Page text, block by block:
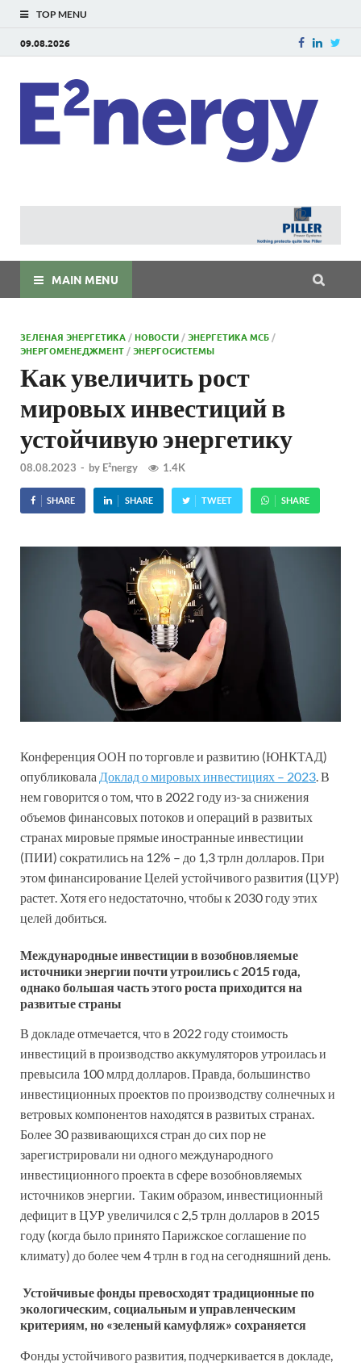
TOP MENU
09.08.2026
MAIN MENU
ЗЕЛЕНАЯ ЭНЕРГЕТИКА /НОВОСТИ /ЭНЕРГЕТИКА МСБ /
ЭНЕРГОМЕНЕДЖМЕНТ /ЭНЕРГОСИСТЕМЫ
Как увеличить рост
мировых инвестиций в
устойчивую энергетику
08.08.2023 - by E²nergy 1.4K
SHARE SHARE TWEET SHARE
Конференция ООН по торговле и развитию (ЮНКТАД)
опубликовала Доклад о мировых инвестициях – 2023. В
нем говорится о том, что в 2022 году из-за снижения
объемов финансовых потоков и операций в развитых
странах мировые прямые иностранные инвестиции
(ПИИ) сократились на 12% – до 1,3 трлн долларов. При
этом финансирование Целей устойчивого развития (ЦУР)
растет. Хотя его недостаточно, чтобы к 2030 году этих
целей добиться.
Международные инвестиции в возобновляемые
источники энергии почти утроились с 2015 года,
однако большая часть этого роста приходится на
развитые страны
В докладе отмечается, что в 2022 году стоимость
инвестиций в производство аккумуляторов утроилась и
превысила 100 млрд долларов. Правда, большинство
инвестиционных проектов по производству солнечных и
ветровых компонентов находятся в развитых странах.
Более 30 развивающихся стран до сих пор не
зарегистрировали ни одного международного
инвестиционного проекта в сфере возобновляемых
источников энергии. Таким образом, инвестиционный
дефицит в ЦУР увеличился с 2,5 трлн долларов в 2015
году (когда было принято Парижское соглашение по
климату) до более чем 4 трлн в год на сегодняшний день.
Устойчивые фонды превосходят традиционные по
экологическим, социальным и управленческим
критериям, но «зеленый камуфляж» сохраняется
Фонды устойчивого развития, подчеркивается в докладе,